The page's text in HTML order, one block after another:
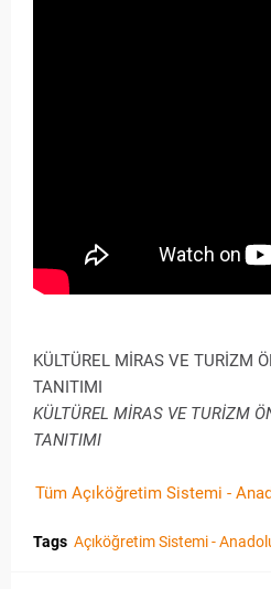
KÜLTÜREL MİRAS VE TURİZM
TANITIMI
KÜLTÜREL MİRAS VE TURİZM
TANITIMI
Tüm Açıköğretim Sistemi -
Tags Açıköğretim Sistemi -